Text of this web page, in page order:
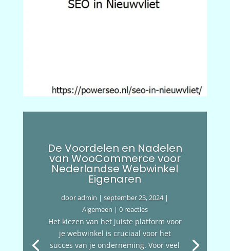
De Voordelen en Nadelen
van WooCommerce voor
Nederlandse Webwinkel
Eigenaren
dooradmin |september 23, 2024|
Algemeen | 0 reacties
Het kiezen van het juiste platform voor
je webwinkel is cruciaal voor het
succes van je onderneming. Voor veel